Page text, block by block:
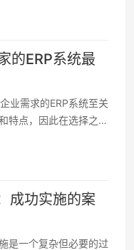
的ERP系统最
业需求的ERP系统至关
特点，因此在选择之
成功实施的案
是一个复杂但必要的过